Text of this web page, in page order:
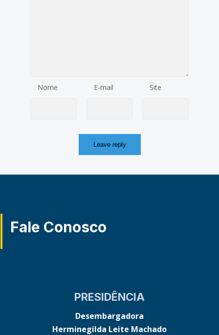
Nome E-mail Site
Fale Conosco
PRESIDÊNCIA
Desembargadora
Herminegilda Leite Machado